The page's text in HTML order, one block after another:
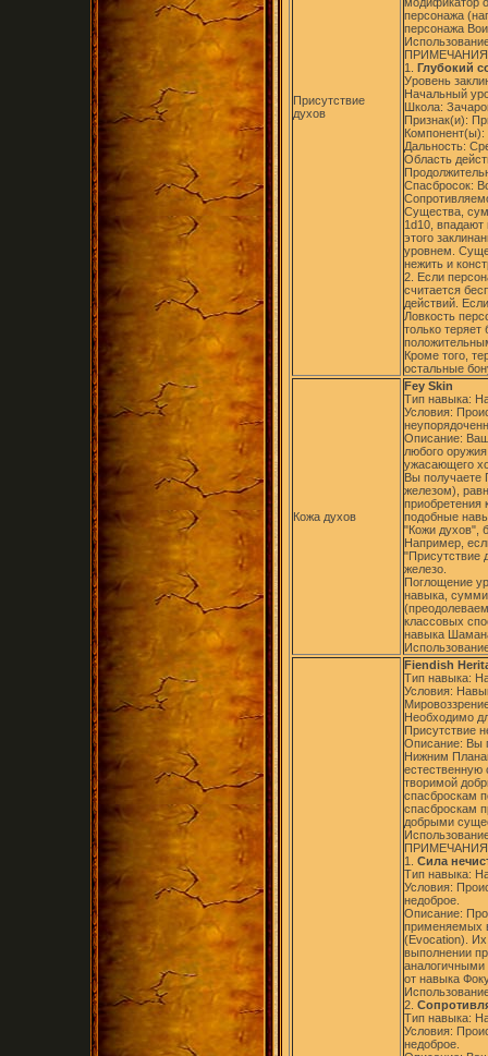
Присутствие
духов
персонажа
персонажа
1. Глубокий
Уровень
Начальный
Школа:
Признак(и):
Компонент(ы):
Дальность:
Область
Спасбросок:
Существа,
1d10, впадают
этого
уровнем.
нежить и
2. Если
считается
действий.
Ловкость
только
Кроме того,
остальные
Кожа духов
Fey Skin
Тип навыка:
Условия:
Описание:
любого
ужасающего
Вы получаете
железом),
приобретения
подобные
"Кожи духов",
Например,
"Присутствие
железо.
Поглощение
навыка,
классовых
навыка
Fiendish
Тип навыка:
Условия:
Необходимо
Присутствие
Описание: Вы
Нижним
естественную
творимой
спасброскам
спасброскам
добрыми
1. Сила
Тип навыка:
Условия:
недоброе.
Описание:
применяемых
(Evocation). Их
выполнении
аналогичными
от навыка
2.
Тип навыка:
Условия:
недоброе.